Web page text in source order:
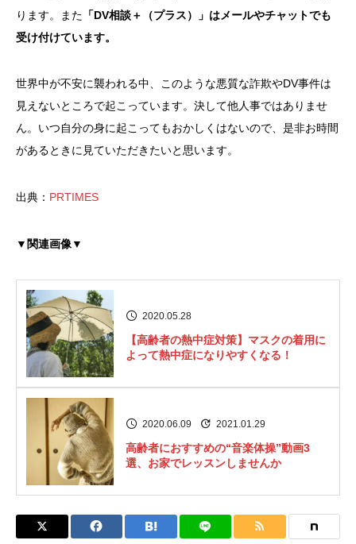
ります。また 「DV相談＋（プラス）」はメールやチャットでも
受け付けています。
世界中が不安に襲われる中、このような悪質な詐欺やDV事件は
見えないところで起こっています。決して他人事ではありませ
ん。いつ自分の身に起こってもおかしくはないので、是非お時間
があるときに見ていただきたいと思います。
出典： PRTIMES
▼関連画像▼
2020.05.28
【高齢者の熱中症対策】マスクの着用に
よって熱中症になりやすくなる！
2020.06.09 2021.01.29
高齢者におすすめの“音楽体操”動画3
選、お家でレッスンしませんか